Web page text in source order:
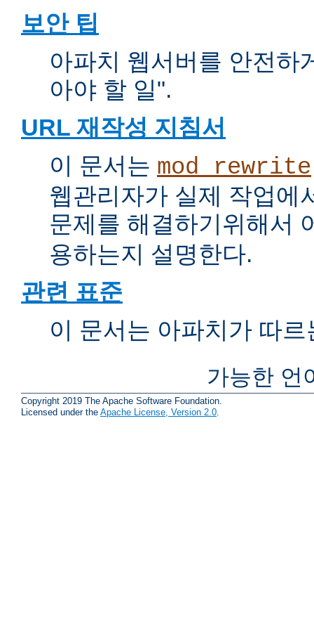
보안 팁
아파치 웹서버를 안전하
아야 할 일".
URL 재작성 지침서
이 문서는 mod_rewrite
웹관리자가 실제 작업에
문제를 해결하기위해서
용하는지 설명한다.
관련 표준
이 문서는 아파치가 따
가능한 언
Copyright 2019 The Apache Software Foundation.
Licensed under the Apache License, Version 2.0